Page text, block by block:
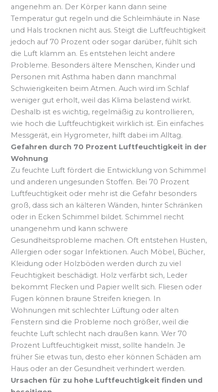
angenehm an. Der Körper kann dann seine
Temperatur gut regeln und die Schleimhäute in Nase
und Hals trocknen nicht aus. Steigt die Luftfeuchtigkeit
jedoch auf 70 Prozent oder sogar darüber, fühlt sich
die Luft klamm an. Es entstehen leicht andere
Probleme. Besonders ältere Menschen, Kinder und
Personen mit Asthma haben dann manchmal
Schwierigkeiten beim Atmen. Auch wird im Schlaf
weniger gut erholt, weil das Klima belastend wirkt.
Deshalb ist es wichtig, regelmäßig zu kontrollieren,
wie hoch die Luftfeuchtigkeit wirklich ist. Ein einfaches
Messgerät, ein Hygrometer, hilft dabei im Alltag.
Gefahren durch 70 Prozent Luftfeuchtigkeit in der
Wohnung
Zu feuchte Luft fördert die Entwicklung von Schimmel
und anderen ungesunden Stoffen. Bei 70 Prozent
Luftfeuchtigkeit oder mehr ist die Gefahr besonders
groß, dass sich an kälteren Wänden, hinter Schränken
oder in Ecken Schimmel bildet. Schimmel riecht
unangenehm und kann schwere
Gesundheitsprobleme machen. Oft entstehen Husten,
Allergien oder sogar Infektionen. Auch Möbel, Bücher,
Kleidung oder Holzböden werden durch zu viel
Feuchtigkeit beschädigt. Holz verfärbt sich, Leder
bekommt Flecken und Papier wellt sich. Fliesen oder
Fugen können braune Streifen kriegen. In
Wohnungen mit schlechter Lüftung oder alten
Fenstern sind die Probleme noch größer, weil die
feuchte Luft schlecht nach draußen kann. Wer 70
Prozent Luftfeuchtigkeit misst, sollte handeln. Je
früher Sie etwas tun, desto eher können Schäden am
Haus oder an der Gesundheit verhindert werden.
Ursachen für zu hohe Luftfeuchtigkeit finden und